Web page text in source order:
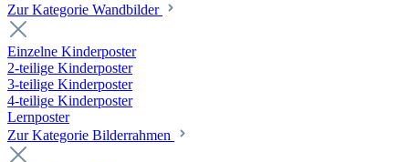
Zur Kategorie Wandbilder
Einzelne Kinderposter
2-teilige Kinderposter
3-teilige Kinderposter
4-teilige Kinderposter
Lernposter
Zur Kategorie Bilderrahmen